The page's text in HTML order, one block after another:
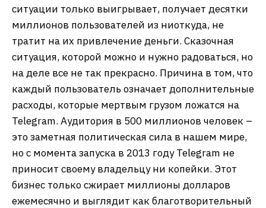
ситуации только выигрывает, получает десятки
миллионов пользователей из ниоткуда, не
тратит на их привлечение деньги. Сказочная
ситуация, которой можно и нужно радоваться, но
на деле все не так прекрасно. Причина в том, что
каждый пользователь означает дополнительные
расходы, которые мертвым грузом ложатся на
Telegram. Аудитория в 500 миллионов человек –
это заметная политическая сила в нашем мире,
но с момента запуска в 2013 году Telegram не
приносит своему владельцу ни копейки. Этот
бизнес только сжирает миллионы долларов
ежемесячно и выглядит как благотворительный